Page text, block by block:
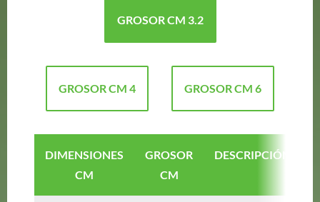
GROSOR CM 3.2
GROSOR CM 4 GROSOR CM 6
DIMENSIONES
CM
GROSOR
CM
DESCRIPCIÓN